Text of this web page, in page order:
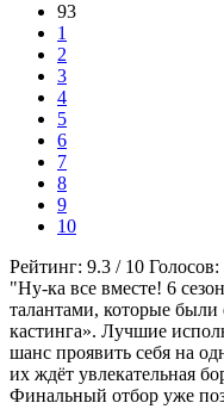
93
1
2
3
4
5
6
7
8
9
10
Рейтинг: 9.3 / 10 Голосов:
"Ну-ка все вместе! 6
талантами, которые
кастинга». Лучшие
шанс проявить себя на
их ждёт увлекательная
Финальный отбор уже